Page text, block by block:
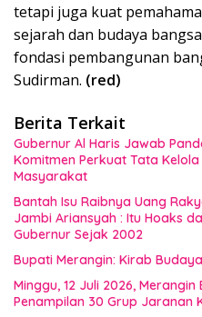
tetapi juga kuat
sejarah dan budaya
fondasi pembangunan
Sudirman. (red)
Berita Terkait
Gubernur Al Haris Jawab
Komitmen Perkuat Tata
Masyarakat
Bantah Isu Raibnya Uang
Jambi Ariansyah : Itu Hoaks
Gubernur Sejak 2002
Bupati Merangin: Kirab
Minggu, 12 Juli 2026,
Penampilan 30 Grup Jaranan